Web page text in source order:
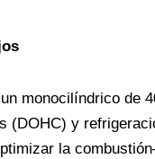
monocilíndrico de
(DOHC) y
la